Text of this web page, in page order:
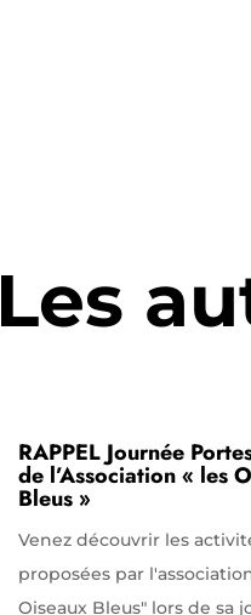
Les
RAPPEL Journée
de l’Association « les
Bleus »
Venez découvrir les
proposées par
Oiseaux Bleus" lors de sa